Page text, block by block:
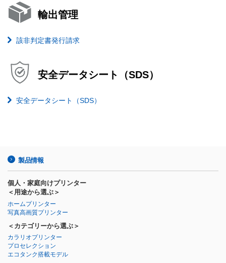
輸出管理
該非判定書発行請求
安全データシート（SDS）
安全データシート（SDS）
製品情報
個人・家庭向けプリンター
＜用途から選ぶ＞
ホームプリンター
写真高画質プリンター
＜カテゴリーから選ぶ＞
カラリオプリンター
プロセレクション
エコタンク搭載モデル